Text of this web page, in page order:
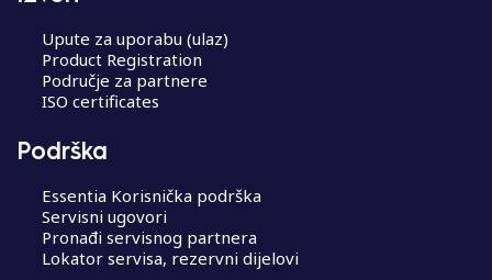
Upute za uporabu (ulaz)
Product Registration
Područje za partnere
ISO certificates
Podrška
Essentia Korisnička podrška
Servisni ugovori
Pronađi servisnog partnera
Lokator servisa, rezervni dijelovi